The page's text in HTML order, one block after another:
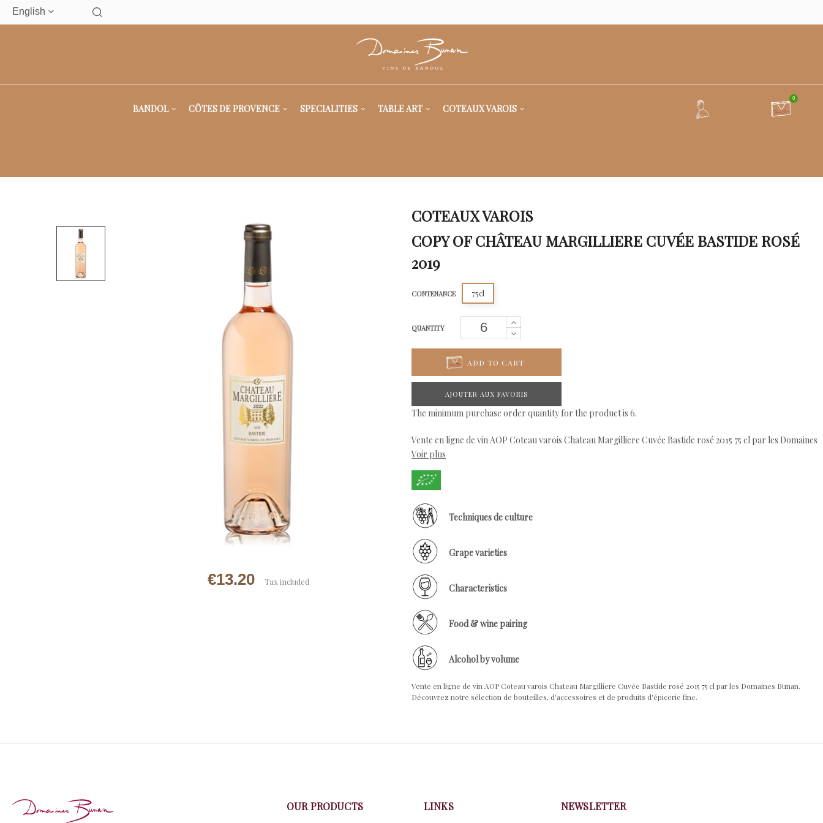
English
BANDOL CÔTES DE PROVENCE SPECIALITIES TABLE ART COTEAUX VAROIS
0
€13.20 Tax included
COTEAUX VAROIS
COPY OF CHÂTEAU MARGILLIERE CUVÉE BASTIDE ROSÉ
2019
CONTENANCE 75cl
QUANTITY
ADD TO CART
AJOUTER AUX FAVORIS
The minimum purchase order quantity for the product is 6.
Vente en ligne de vin AOP Coteau varois Chateau Margilliere Cuvée Bastide rosé 2015 75 cl par les Domaines
Bunan. Découvrez notre sélection de bouteilles, d'accessoires et de produits d'épicerie fine.
Voir plus
Techniques de culture
Grape varieties
Characteristics
Food & wine pairing
Alcohol by volume
Vente en ligne de vin AOP Coteau varois Chateau Margilliere Cuvée Bastide rosé 2015 75 cl par les Domaines Bunan.
Découvrez notre sélection de bouteilles, d'accessoires et de produits d'épicerie fine.
OUR PRODUCTS LINKS NEWSLETTER